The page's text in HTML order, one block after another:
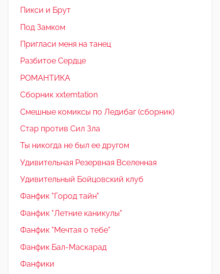
Пикси и Брут
Под Замком
Пригласи меня на танец
Разбитое Сердце
РОМАНТИКА
Сборник xxtemtation
Смешные комиксы по Ледибаг (сборник)
Стар против Сил Зла
Ты никогда не был ее другом
Удивительная Резервная Вселенная
Удивительный Бойцовский клуб
Фанфик "Город тайн"
Фанфик "Летние каникулы"
Фанфик "Мечтая о тебе"
Фанфик Бал-Маскарад
Фанфики